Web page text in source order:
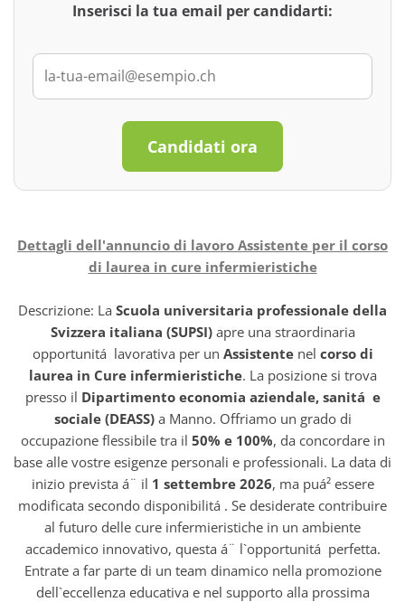
Inserisci la tua email per candidarti:
Candidati ora
Dettagli dell'annuncio di lavoro Assistente per il corso
di laurea in cure infermieristiche
Descrizione: La Scuola universitaria professionale della
Svizzera italiana (SUPSI)apre una straordinaria
opportunitá lavorativa per un Assistentenel corso di
laurea in Cure infermieristiche. La posizione si trova
presso il Dipartimento economia aziendale, sanitá e
sociale (DEASS)a Manno. Offriamo un grado di
occupazione flessibile tra il 50% e 100%, da concordare in
base alle vostre esigenze personali e professionali. La data di
inizio prevista á¨ il 1 settembre 2026, ma puá² essere
modificata secondo disponibilitá . Se desiderate contribuire
al futuro delle cure infermieristiche in un ambiente
accademico innovativo, questa á¨ l`opportunitá perfetta.
Entrate a far parte di un team dinamico nella promozione
dell`eccellenza educativa e nel supporto alla prossima